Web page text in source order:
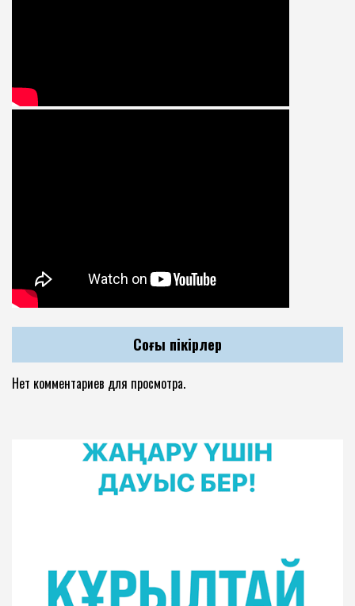
Соңғы пікірлер
Нет комментариев для просмотра.